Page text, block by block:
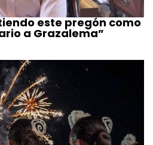
este pregón como
a Grazalema”